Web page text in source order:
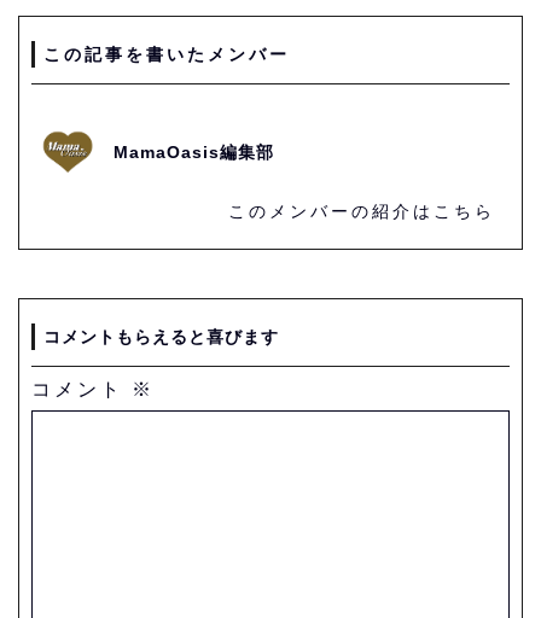
この記事を書いたメンバー
MamaOasis編集部
このメンバーの紹介はこちら
コメントもらえると喜びます
コメント ※